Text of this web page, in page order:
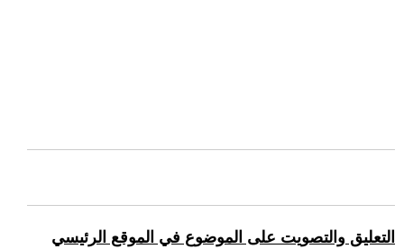
التعليق والتصويت على الموضوع في الموقع الرئيسي